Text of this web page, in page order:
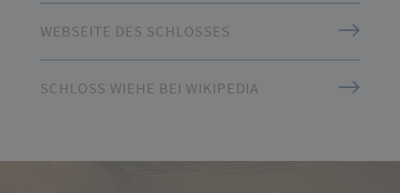
WEBSEITE DES SCHLOSSES
SCHLOSS WIEHE BEI WIKIPEDIA